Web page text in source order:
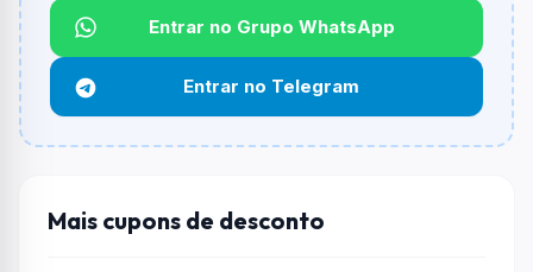
Funciona em qualquer produto?
Não necessariamente. Depende de itens participantes
e alguns vendedores ou produtos especificos podem
não aceitar cupons.
Entrar no Grupo WhatsApp
Entrar no Telegram
Mais cupons de desconto